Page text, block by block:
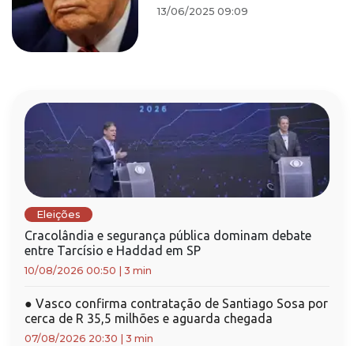
13/06/2025 09:09
Eleições
Cracolândia e segurança pública dominam debate
entre Tarcísio e Haddad em SP
10/08/2026 00:50 3 min
● Vasco confirma contratação de Santiago Sosa por
cerca de R 35,5 milhões e aguarda chegada
07/08/2026 20:30 3 min